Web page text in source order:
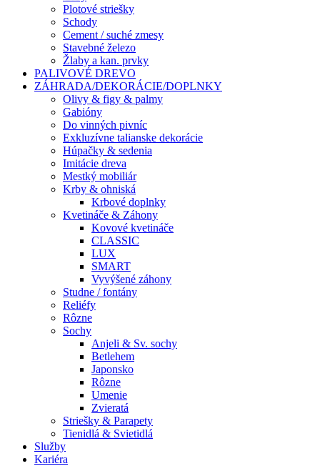
Plotové striešky
Schody
Cement / suché zmesy
Stavebné železo
Žlaby a kan. prvky
PALIVOVÉ DREVO
ZÁHRADA/DEKORÁCIE/DOPLNKY
Olivy & figy & palmy
Gabióny
Do vinných pivníc
Exkluzívne talianske dekorácie
Húpačky & sedenia
Imitácie dreva
Mestký mobiliár
Krby & ohniská
Krbové doplnky
Kvetináče & Záhony
Kovové kvetináče
CLASSIC
LUX
SMART
Vyvýšené záhony
Studne / fontány
Reliéfy
Rôzne
Sochy
Anjeli & Sv. sochy
Betlehem
Japonsko
Rôzne
Umenie
Zvieratá
Striešky & Parapety
Tienidlá & Svietidlá
Služby
Kariéra